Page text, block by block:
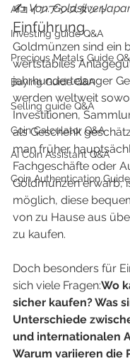
AIコインアシスタント
Investing guide Q&A
Precious Metals Guide
Buying Guide Q&A
Selling guide Q&A
Coin Calculator Q&A
AI Coin Assistant Q&A
Coin Authentication Guide
✍️ Von:
Einführung
Goldmünzen sind ein
wertstabiles
jahrhundertelanger
werden weltweit
Investitionen,
als Geschenk
man früher
Fachgeschäfte oder
Goldmünzen erwarb,
möglich, diese
von zu Hause aus
zu kaufen.
Doch besonders für
sich viele Fragen:Wo
sicher kaufen? Was
Unterschiede
und internationalen
Warum variieren die